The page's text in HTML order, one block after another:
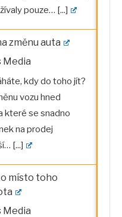
pouze… [...]
změnu auta
Media
kdy do toho jít?
vozu hned
které se snadno
na prodej
[...]
místo toho
Media